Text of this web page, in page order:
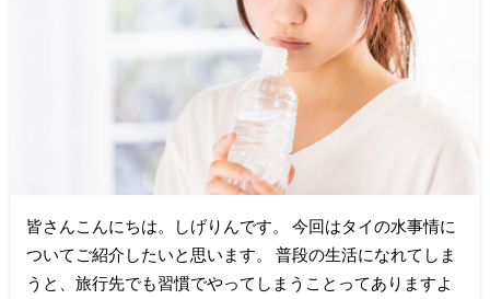
皆さんこんにちは。しげりんです。 今回はタイの水事情に
ついてご紹介したいと思います。 普段の生活になれてしま
うと、旅行先でも習慣でやってしまうことってありますよ